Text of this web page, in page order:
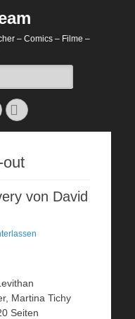
– Comics – Filme –
Website
out
von David
Martina Tichy
Seiten